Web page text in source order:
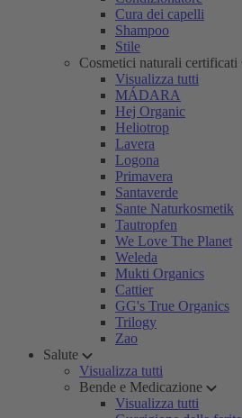
Cura dei capelli
Shampoo
Stile
Cosmetici naturali certificati
Visualizza tutti
MÁDARA
Hej Organic
Heliotrop
Lavera
Logona
Primavera
Santaverde
Sante Naturkosmetik
Tautropfen
We Love The Planet
Weleda
Mukti Organics
Cattier
GG's True Organics
Trilogy
Zao
Salute
Visualizza tutti
Bende e Medicazione
Visualizza tutti